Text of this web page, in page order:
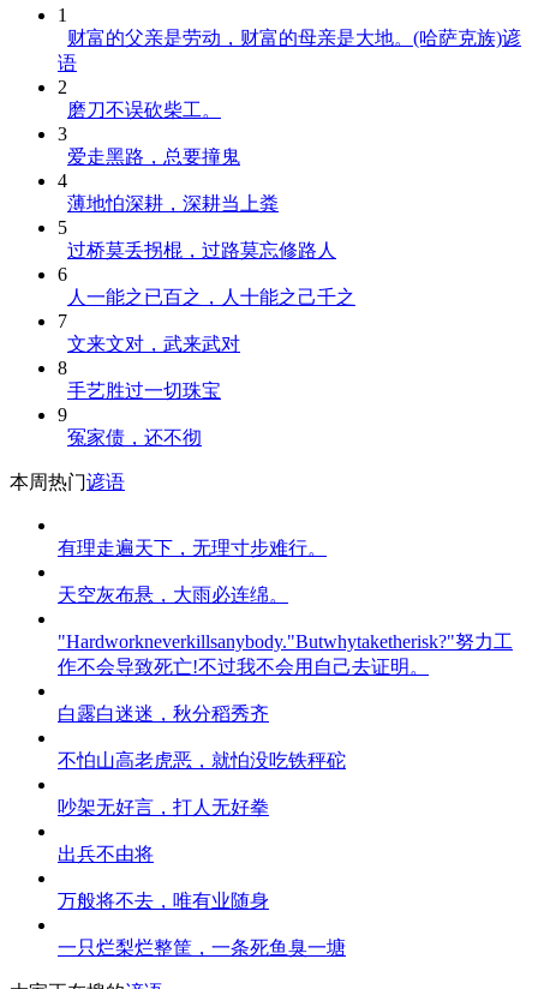
1
财富的父亲是劳动，财富的母亲是大地。(哈萨克族)谚
语
2
磨刀不误砍柴工。
3
爱走黑路，总要撞鬼
4
薄地怕深耕，深耕当上粪
5
过桥莫丢拐棍，过路莫忘修路人
6
人一能之已百之，人十能之己千之
7
文来文对，武来武对
8
手艺胜过一切珠宝
9
冤家债，还不彻
本周热门谚语
有理走遍天下，无理寸步难行。
天空灰布悬，大雨必连绵。
"Hardworkneverkillsanybody."Butwhytaketherisk?"努力工
作不会导致死亡!不过我不会用自己去证明。
白露白迷迷，秋分稻秀齐
不怕山高老虎恶，就怕没吃铁秤砣
吵架无好言，打人无好拳
出兵不由将
万般将不去，唯有业随身
一只烂梨烂整筐，一条死鱼臭一塘